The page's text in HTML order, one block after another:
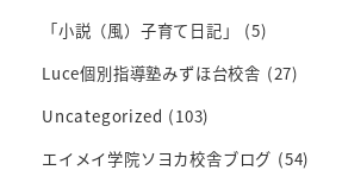
「小説（風）子育て日記」
(5)
Luce個別指導塾みずほ台校舎 (27)
Uncategorized (103)
エイメイ学院ソヨカ校舎ブログ (54)